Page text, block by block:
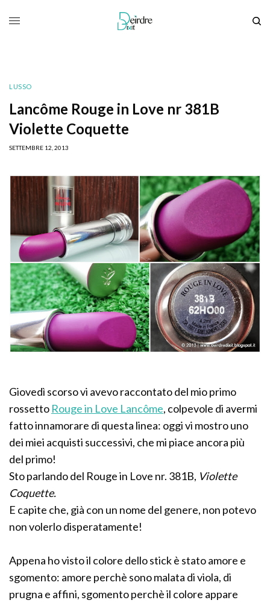
LUSSO
Lancôme Rouge in Love nr 381B
Violette Coquette
SETTEMBRE 12, 2013
Giovedì scorso vi avevo raccontato del mio primo
rossetto Rouge in Love Lancôme, colpevole di avermi
fatto innamorare di questa linea: oggi vi mostro uno
dei miei acquisti successivi, che mi piace ancora più
del primo!
Sto parlando del Rouge in Love nr. 381B, Violette
Coquette.
E capite che, già con un nome del genere, non potevo
non volerlo disperatamente!
Appena ho visto il colore dello stick è stato amore e
sgomento: amore perchè sono malata di viola, di
prugna e affini, sgomento perchè il colore appare